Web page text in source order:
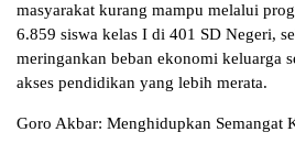
masyarakat kurang mampu melalui
6.859 siswa kelas I di 401 SD Negeri,
meringankan beban ekonomi keluarga
akses pendidikan yang lebih merata.
Goro Akbar: Menghidupkan Semangat